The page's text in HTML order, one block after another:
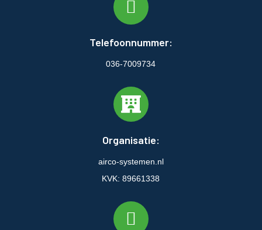
Telefoonnummer:
036-7009734
Organisatie:
airco-systemen.nl
KVK: 89661338